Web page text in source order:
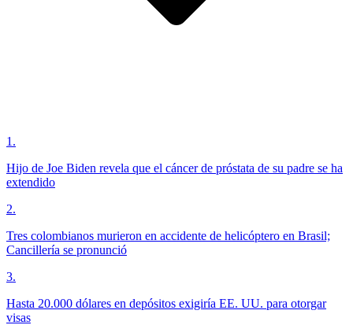
1 .
Hijo de Joe Biden revela que el cáncer de próstata de su padre se ha
extendido
2.
Tres colombianos murieron en accidente de helicóptero en Brasil;
Cancillería se pronunció
3.
Hasta 20.000 dólares en depósitos exigiría EE. UU. para otorgar
visas